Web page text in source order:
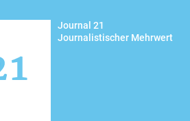
Journal 21
Journalistischer Mehrwert